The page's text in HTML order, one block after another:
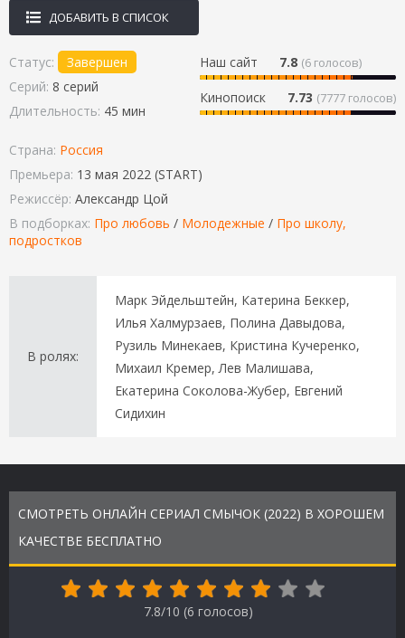
ДОБАВИТЬ В СПИСОК
Наш сайт 7.8 (6 голосов)
Кинопоиск 7.73 (7777 голосов)
Статус:
Завершен
Серий: 8 серий
Длительность: 45 мин
Страна: Россия
Премьера: 13 мая 2022 (START)
Режиссёр: Александр Цой
В подборках: Про любовь / Молодежные / Про школу,
подростков
В ролях:
Марк Эйдельштейн, Катерина Беккер,
Илья Халмурзаев, Полина Давыдова,
Рузиль Минекаев, Кристина Кучеренко,
Михаил Кремер, Лев Малишава,
Екатерина Соколова-Жубер, Евгений
Сидихин
СМОТРЕТЬ ОНЛАЙН СЕРИАЛ СМЫЧОК (2022) В ХОРОШЕМ
КАЧЕСТВЕ БЕСПЛАТНО
7.8/10 (6 голосов)